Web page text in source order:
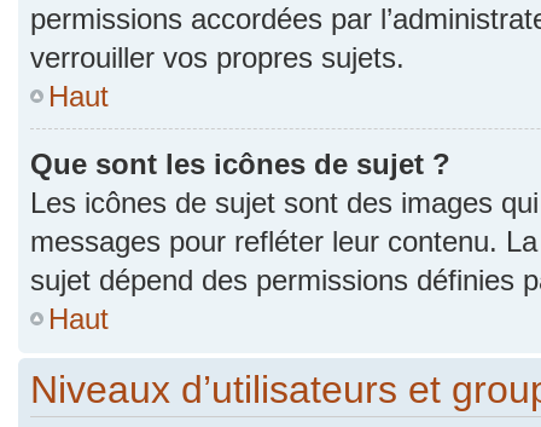
permissions accordées par
verrouiller vos propres sujets.
Haut
Que sont les icônes de sujet ?
Les icônes de sujet sont des images
messages pour refléter leur contenu.
sujet dépend des permissions définies
Haut
Niveaux d’utilisateurs et